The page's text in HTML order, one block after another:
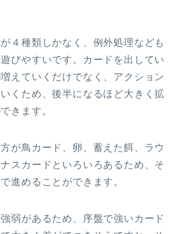
４種類しかなく、例外処理なども
びやすいです。カードを出してい
えていくだけでなく、アクション
くため、後半になるほど大きく拡
きます。
が鳥カード、卵、蓄えた餌、ラウ
スカードといろいろあるため、そ
進めることができます。
弱があるため、序盤で強いカード